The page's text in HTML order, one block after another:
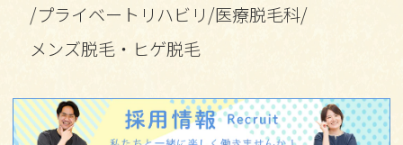
/プライベートリハビリ/医療脱毛科/
メンズ脱毛・ヒゲ脱毛